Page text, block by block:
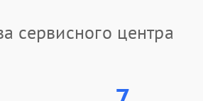
сервисного центра